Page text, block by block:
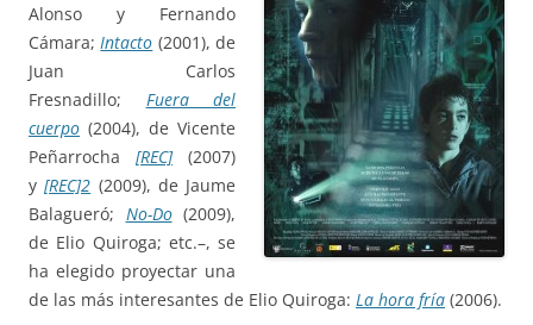
Alonso y Fernando
Cámara; Intacto (2001), de
Juan Carlos
Fresnadillo; Fuera del
cuerpo (2004), de Vicente
Peñarrocha [REC](2007)
y[REC]2 (2009), de Jaume
Balagueró; No-Do(2009),
de Elio Quiroga; etc.–, se
ha elegido proyectar una
de las más interesantes de Elio Quiroga: La hora fría (2006).